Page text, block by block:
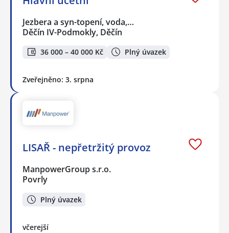
Jezbera a syn-topení, voda,…
Děčín IV-Podmokly, Děčín
36 000 – 40 000 Kč Plný úvazek
Zveřejněno: 3. srpna
LISAŘ - nepřetržitý provoz
ManpowerGroup s.r.o.
Povrly
Plný úvazek
včerejší